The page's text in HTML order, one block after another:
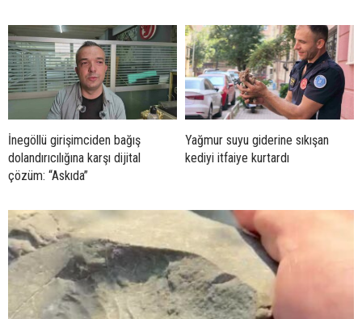
İnegöllü girişimciden bağış
dolandırıcılığına karşı dijital
çözüm: “Askıda”
Yağmur suyu giderine sıkışan
kediyi itfaiye kurtardı